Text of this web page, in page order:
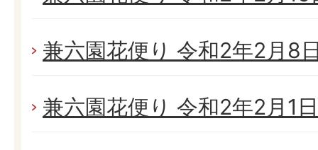
兼六園花便り 令和2年2月8
兼六園花便り 令和2年2月1